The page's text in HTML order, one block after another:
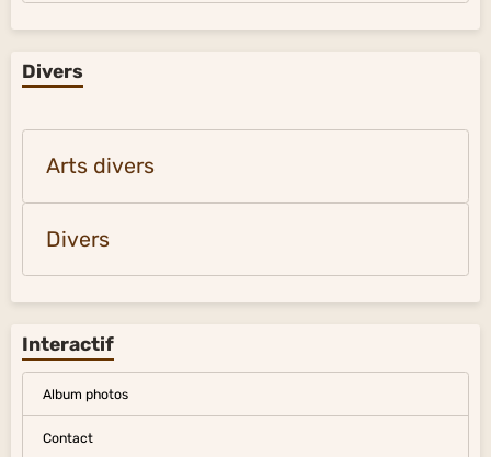
Divers
Arts divers
Divers
Interactif
Album photos
Contact